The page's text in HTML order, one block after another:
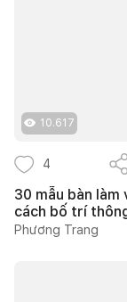
10.617
4
30 mẫu bàn
cách bố trí
Phương Trang